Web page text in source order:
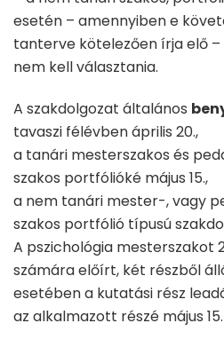
esetén – amennyiben e
tanterve kötelezően írja elő
nem kell választania.
A szakdolgozat általános
tavaszi félévben április 20.,
a tanári mesterszakos és
szakos portfólióké május 15.,
a nem tanári mester-, vagy
szakos portfólió típusú
A pszichológia mesterszakot
számára előírt, két részből
esetében a kutatási rész
az alkalmazott részé május 15.